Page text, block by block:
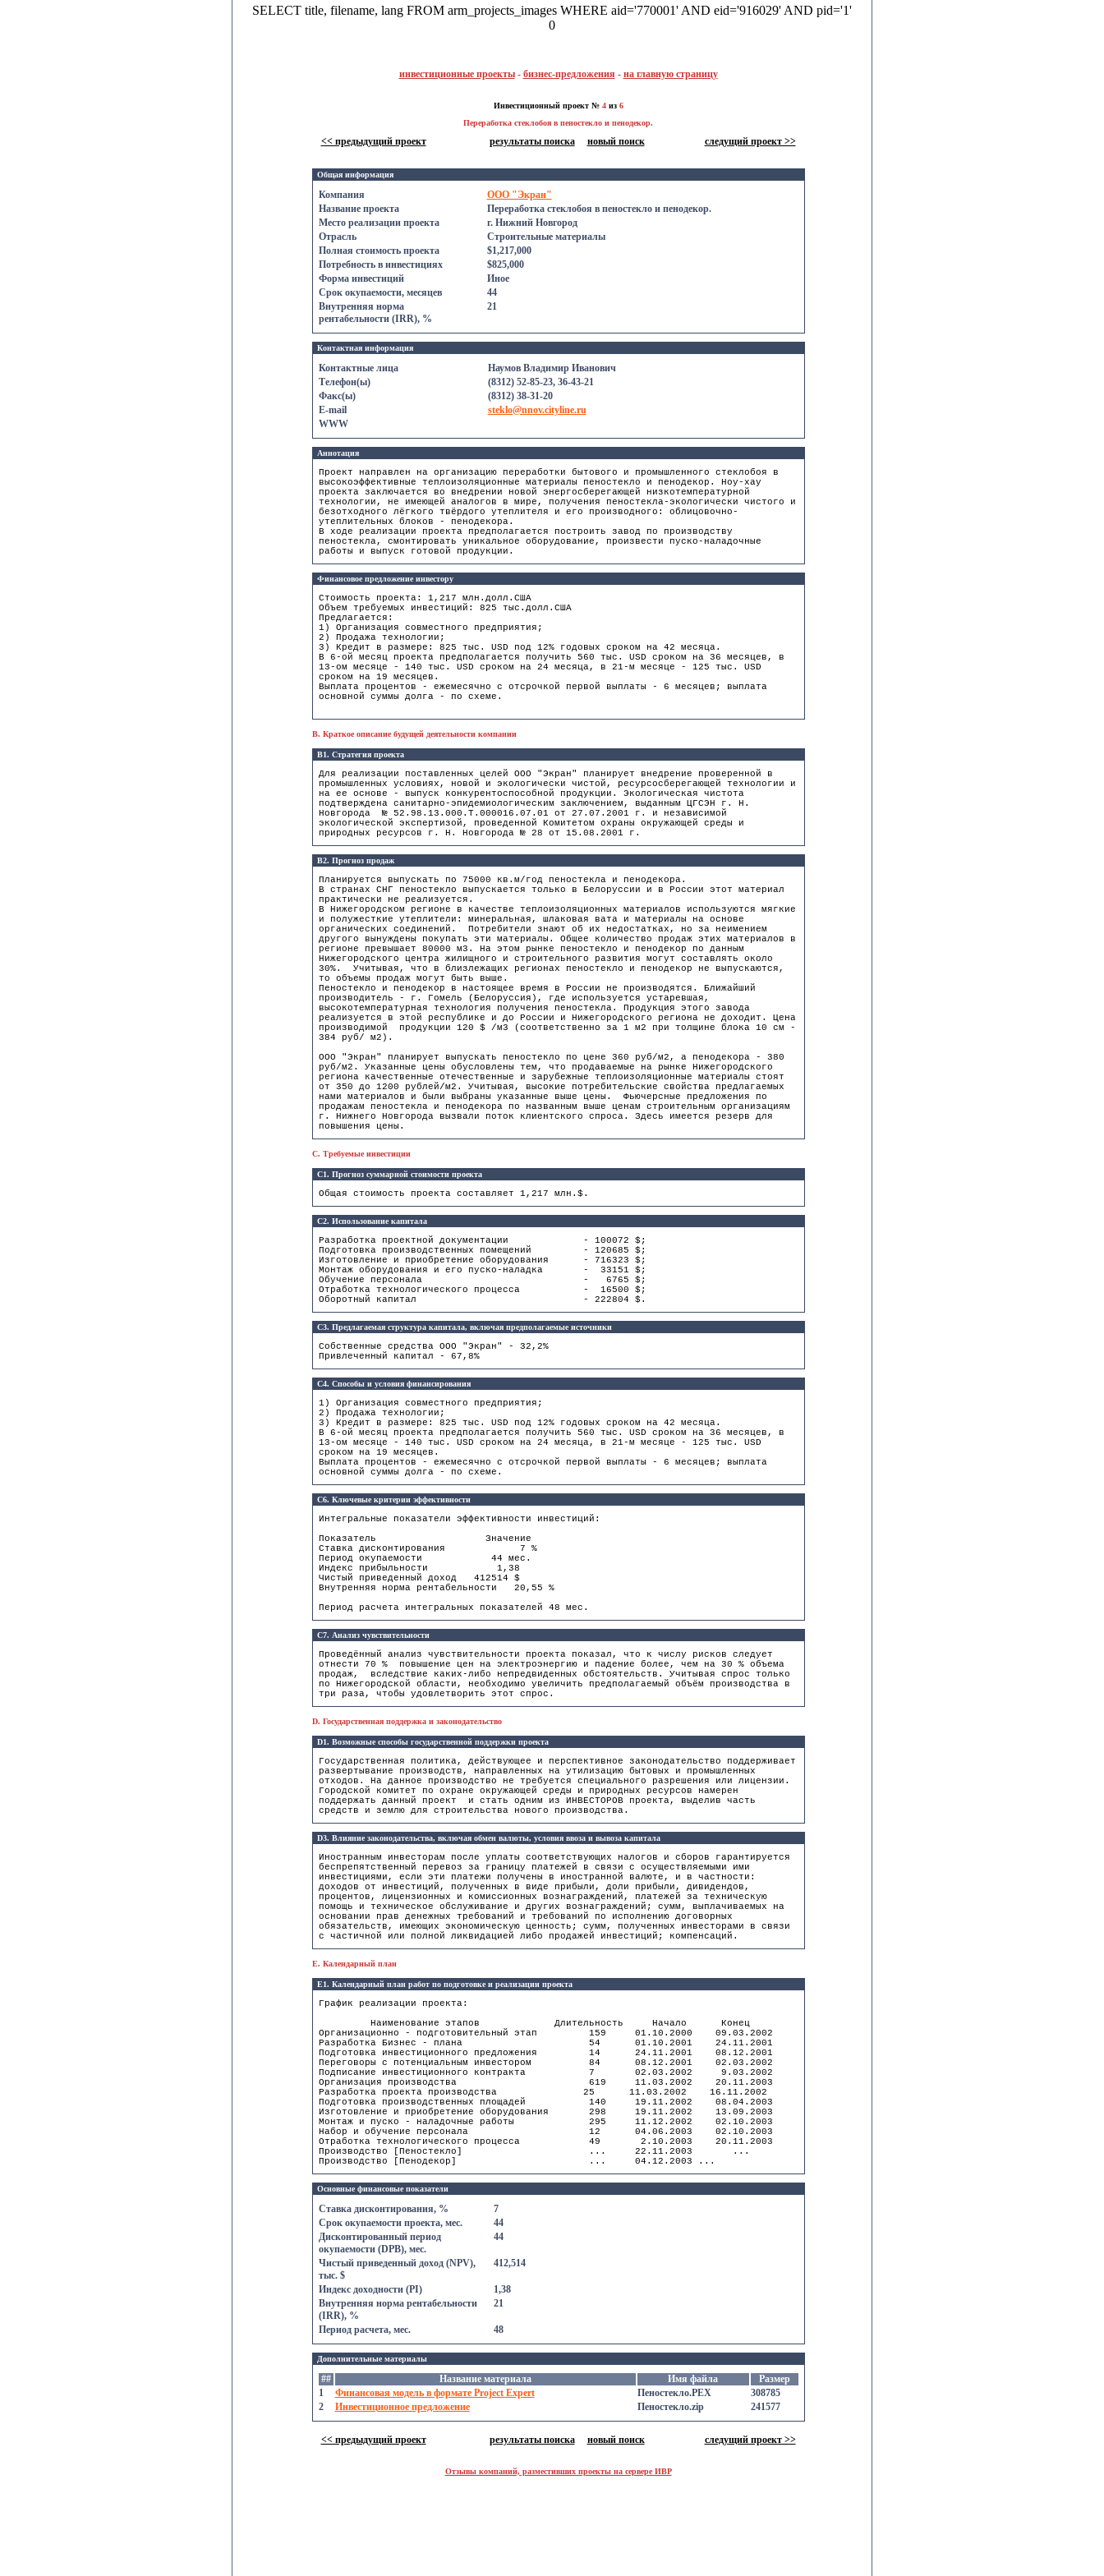
SELECT title, filename, lang FROM arm_projects_images WHERE aid='770001' AND eid='916029' AND pid='1'
0
инвестиционные проекты- бизнес-предложения - на главную страницу
Инвестиционный проект № 4из 6
Переработка стеклобоя в пеностекло и пенодекор.
<< предыдущий проект результаты поиска новый поиск следущий проект >>
Общая информация
Компания
ООО "Экран"
Название проекта
Переработка стеклобоя в пеностекло и пенодекор.
Место реализации проекта
г. Нижний Новгород
Отрасль
Строительные материалы
Полная стоимость проекта
$1,217,000
Потребность в инвестициях
$825,000
Форма инвестиций
Иное
Срок oкупаемости, месяцев
44
Внутренняя норма
рентабельности (IRR), %
21
Контактнaя информация
Контактные лица
Наумов Владимир Иванович
Телефон(ы)
(8312) 52-85-23, 36-43-21
Факс(ы)
(8312) 38-31-20
E-mail
steklo@nnov.cityline.ru
WWW
Аннотация
Проект направлен на организацию переработки бытового и промышленного стеклобоя в
высокоэффективные теплоизоляционные материалы пеностекло и пенодекор. Ноу-хау
проекта заключается во внедрении новой энергосберегающей низкотемпературной
технологии, не имеющей аналогов в мире, получения пеностекла-экологически чистого и
безотходного лёгкого твёрдого утеплителя и его производного: облицовочно-
утеплительных блоков - пенодекора.
В ходе реализации проекта предполагается построить завод по производству
пеностекла, смонтировать уникальное оборудование, произвести пуско-наладочные
работы и выпуск готовой продукции.
Финансовое предложение инвестору
Стоимость проекта: 1,217 млн.долл.США
Объем требуемых инвестиций: 825 тыс.долл.США
Предлагается:
1) Организация совместного предприятия;
2) Продажа технологии;
3) Кредит в размере: 825 тыс. USD под 12% годовых сроком на 42 месяца.
В 6-ой месяц проекта предполагается получить 560 тыс. USD сроком на 36 месяцев, в
13-ом месяце - 140 тыс. USD сроком на 24 месяца, в 21-м месяце - 125 тыс. USD
сроком на 19 месяцев.
Выплата процентов - ежемесячно с отсрочкой первой выплаты - 6 месяцев; выплата
основной суммы долга - по схеме.
B. Краткое описание будущей деятельности компании
B1. Стратегия проекта
Для реализации поставленных целей ООО "Экран" планирует внедрение проверенной в
промышленных условиях, новой и экологически чистой, ресурсосберегающей технологии и
на ее основе - выпуск конкурентоспособной продукции. Экологическая чистота
подтверждена санитарно-эпидемиологическим заключением, выданным ЦГСЭН г. Н.
Новгорода № 52.98.13.000.Т.000016.07.01 от 27.07.2001 г. и независимой
экологической экспертизой, проведенной Комитетом охраны окружающей среды и
природных ресурсов г. Н. Новгорода № 28 от 15.08.2001 г.
B2. Прогноз продаж
Планируется выпускать по 75000 кв.м/год пеностекла и пенодекора.
В странах СНГ пеностекло выпускается только в Белоруссии и в России этот материал
практически не реализуется.
В Нижегородском регионе в качестве теплоизоляционных материалов используются мягкие
и полужесткие утеплители: минеральная, шлаковая вата и материалы на основе
органических соединений. Потребители знают об их недостатках, но за неимением
другого вынуждены покупать эти материалы. Общее количество продаж этих материалов в
регионе превышает 80000 м3. На этом рынке пеностекло и пенодекор по данным
Нижегородского центра жилищного и строительного развития могут составлять около
30%. Учитывая, что в близлежащих регионах пеностекло и пенодекор не выпускаются,
то объемы продаж могут быть выше.
Пеностекло и пенодекор в настоящее время в России не производятся. Ближайший
производитель - г. Гомель (Белоруссия), где используется устаревшая,
высокотемпературная технология получения пеностекла. Продукция этого завода
реализуется в этой республике и до России и Нижегородского региона не доходит. Цена
производимой продукции 120 $ /м3 (соответственно за 1 м2 при толщине блока 10 см -
384 руб/ м2).
ООО "Экран" планирует выпускать пеностекло по цене 360 руб/м2, а пенодекора - 380
руб/м2. Указанные цены обусловлены тем, что продаваемые на рынке Нижегородского
региона качественные отечественные и зарубежные теплоизоляционные материалы стоят
от 350 до 1200 рублей/м2. Учитывая, высокие потребительские свойства предлагаемых
нами материалов и были выбраны указанные выше цены. Фьючерсные предложения по
продажам пеностекла и пенодекора по названным выше ценам строительным организациям
г. Нижнего Новгорода вызвали поток клиентского спроса. Здесь имеется резерв для
повышения цены.
C. Требуемые инвестиции
C1. Прогноз суммарной стоимости проекта
Общая стоимость проекта составляет 1,217 млн.$.
C2. Использование капитала
Разработка проектной документации - 100072 $;
Подготовка производственных помещений - 120685 $;
Изготовление и приобретение оборудования - 716323 $;
Монтаж оборудования и его пуско-наладка - 33151 $;
Обучение персонала - 6765 $;
Отработка технологического процесса - 16500 $;
Оборотный капитал - 222804 $.
C3. Предлагаемая структура капитала, включая предполагаемые источники
Собственные средства ООО "Экран" - 32,2%
Привлеченный капитал - 67,8%
C4. Способы и условия финансирования
1) Организация совместного предприятия;
2) Продажа технологии;
3) Кредит в размере: 825 тыс. USD под 12% годовых сроком на 42 месяца.
В 6-ой месяц проекта предполагается получить 560 тыс. USD сроком на 36 месяцев, в
13-ом месяце - 140 тыс. USD сроком на 24 месяца, в 21-м месяце - 125 тыс. USD
сроком на 19 месяцев.
Выплата процентов - ежемесячно с отсрочкой первой выплаты - 6 месяцев; выплата
основной суммы долга - по схеме.
C6. Ключевые критерии эффективности
Интегральные показатели эффективности инвестиций:
Показатель Значение
Ставка дисконтирования 7 %
Период окупаемости 44 мес.
Индекс прибыльности 1,38
Чистый приведенный доход 412514 $
Внутренняя норма рентабельности 20,55 %
Период расчета интегральных показателей 48 мес.
C7. Анализ чувствительности
Проведённый анализ чувствительности проекта показал, что к числу рисков следует
отнести 70 % повышение цен на электроэнергию и падение более, чем на 30 % объема
продаж, вследствие каких-либо непредвиденных обстоятельств. Учитывая спрос только
по Нижегородской области, необходимо увеличить предполагаемый объём производства в
три раза, чтобы удовлетворить этот спрос.
D. Государственная поддержка и законодательство
D1. Возможные способы государственной поддержки проекта
Государственная политика, действующее и перспективное законодательство поддерживает
развертывание производств, направленных на утилизацию бытовых и промышленных
отходов. На данное производство не требуется специального разрешения или лицензии.
Городской комитет по охране окружающей среды и природных ресурсов намерен
поддержать данный проект и стать одним из ИНВЕСТОРОВ проекта, выделив часть
средств и землю для строительства нового производства.
D3. Влияние законодательства, включая обмен валюты, условия ввоза и вывоза капитала
Иностранным инвесторам после уплаты соответствующих налогов и сборов гарантируется
беспрепятственный перевоз за границу платежей в связи с осуществляемыми ими
инвестициями, если эти платежи получены в иностранной валюте, и в частности:
доходов от инвестиций, полученных в виде прибыли, доли прибыли, дивидендов,
процентов, лицензионных и комиссионных вознаграждений, платежей за техническую
помощь и техническое обслуживание и других вознаграждений; сумм, выплачиваемых на
основании прав денежных требований и требований по исполнению договорных
обязательств, имеющих экономическую ценность; сумм, полученных инвесторами в связи
с частичной или полной ликвидацией либо продажей инвестиций; компенсаций.
E. Календарный план
E1. Календарный план работ по подготовке и реализации проекта
График реализации проекта:
Наименование этапов Длительность Начало Конец
Организационно - подготовительный этап 159 01.10.2000 09.03.2002
Разработка Бизнес - плана 54 01.10.2001 24.11.2001
Подготовка инвестиционного предложения 14 24.11.2001 08.12.2001
Переговоры с потенциальным инвестором 84 08.12.2001 02.03.2002
Подписание инвестиционного контракта 7 02.03.2002 9.03.2002
Организация производства 619 11.03.2002 20.11.2003
Разработка проекта производства 25 11.03.2002 16.11.2002
Подготовка производственных площадей 140 19.11.2002 08.04.2003
Изготовление и приобретение оборудования 298 19.11.2002 13.09.2003
Монтаж и пуско - наладочные работы 295 11.12.2002 02.10.2003
Набор и обучение персонала 12 04.06.2003 02.10.2003
Отработка технологического процесса 49 2.10.2003 20.11.2003
Производство [Пеностекло] ... 22.11.2003 ...
Производство [Пенодекор] ... 04.12.2003 ...
Основные финансовые показатели
Ставка дисконтирования, %
7
Срок окупаемости проекта, мес.
44
Дисконтированный период
окупаемости (DPB), мес.
44
Чистый приведенный доход (NPV),
тыс. $
412,514
Индекс доходности (PI)
1,38
Внутренняя норма рентабельности
(IRR), %
21
Период расчета, мес. 48
Дополнительные материалы
## Название материала Имя файлa
Размер
1
Финансовая модель в формате Project Expert Пеностекло.PEX
308785
2
Инвестиционное предложение Пеностекло.zip 241577
<< предыдущий проект результаты поиска новый поиск следущий проект >>
Отзывы компаний, разместивших проекты на сервере ИВР